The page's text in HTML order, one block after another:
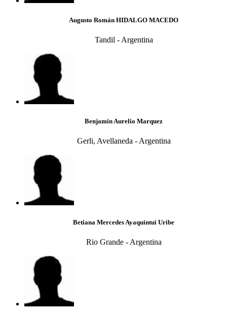
Augusto Román HIDALGO MACEDO
Tandil - Argentina
Benjamin Aurelio Marquez
Gerli, Avellaneda - Argentina
Betiana Mercedes Ayaquintui Uribe
Rio Grande - Argentina